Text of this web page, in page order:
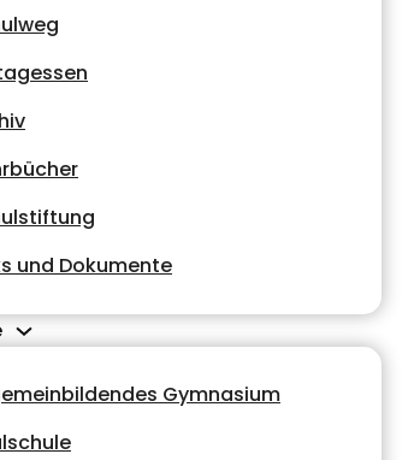
und Dokumente
Gymnasium